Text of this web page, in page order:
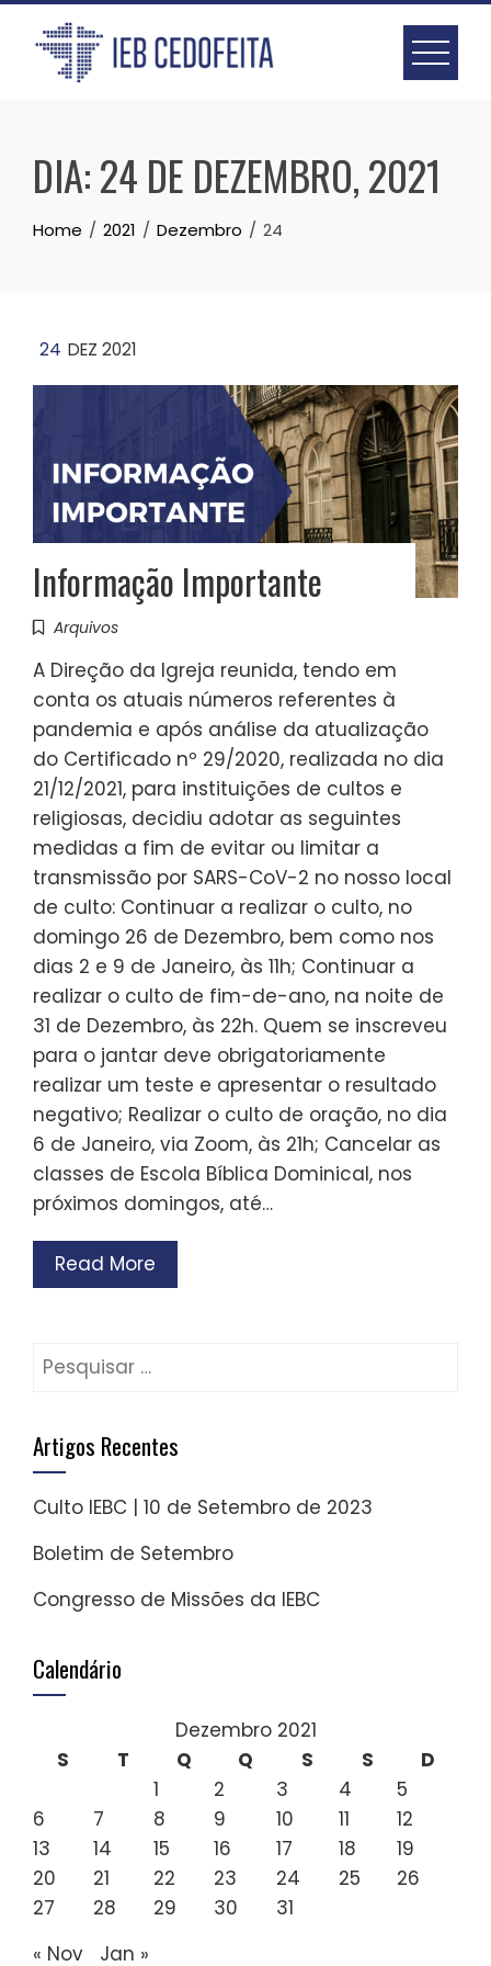
Skip
content
DIA:24 DE DEZEMBRO, 2021
Home 2021 Dezembro 24
24 DEZ 2021
Informação Importante
Arquivos
A Direção da Igreja reunida, tendo em
conta os atuais números referentes à
pandemia e após análise da atualização
do Certificado nº 29/2020, realizada no dia
21/12/2021, para instituições de cultos e
religiosas, decidiu adotar as seguintes
medidas a fim de evitar ou limitar a
transmissão por SARS-CoV-2 no nosso local
de culto: Continuar a realizar o culto, no
domingo 26 de Dezembro, bem como nos
dias 2 e 9 de Janeiro, às 11h; Continuar a
realizar o culto de fim-de-ano, na noite de
31 de Dezembro, às 22h. Quem se inscreveu
para o jantar deve obrigatoriamente
realizar um teste e apresentar o resultado
negativo; Realizar o culto de oração, no dia
6 de Janeiro, via Zoom, às 21h; Cancelar as
classes de Escola Bíblica Dominical, nos
próximos domingos, até…
Read More
Pesquisar
Artigos Recentes
Culto IEBC | 10 de Setembro de 2023
Boletim de Setembro
Congresso de Missões da IEBC
Calendário
Dezembro 2021
S
T Q Q S S
D
1
2 3 4
5
6
7 8 9 10 11
12
13
14 15 16 17 18
19
20
21 22 23 24 25
26
27
28 29 30
31
« Nov
Jan »